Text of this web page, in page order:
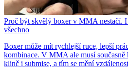
Proč být skvělý boxer v MMA nestačí.
všechno
Boxer může mít rychlejší ruce, lepší
kombinace. V MMA ale musí
klinč i submise, a tím se mění